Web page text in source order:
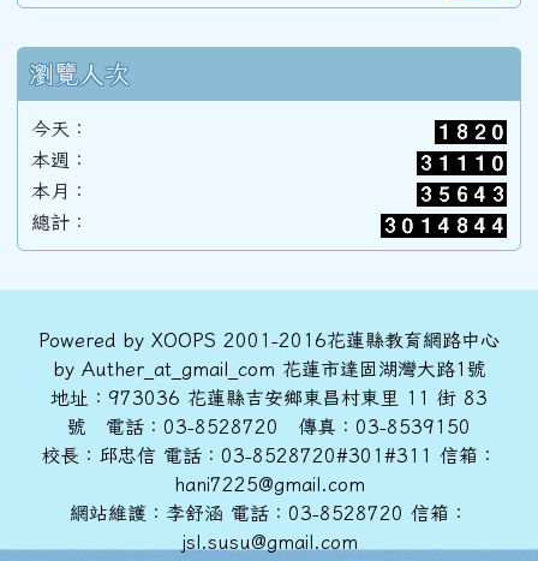
瀏覽人次
今天：
本週：
本月：
總計：
頁尾區域內容
Powered by XOOPS 2001-2016花蓮縣教育網路中心
by Auther_at_gmail_com 花蓮市達固湖灣大路1號
地址：973036 花蓮縣吉安鄉東昌村東里 11 街 83
號 電話：03-8528720 傳真：03-8539150
校長：邱忠信 電話：03-8528720#301#311 信箱：
hani7225@gmail.com
網站維護：李舒涵 電話：03-8528720 信箱：
jsl.susu@gmail.com